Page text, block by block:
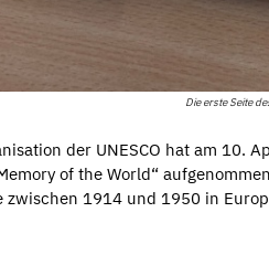
Die erste Seite
der UNESCO hat am 10.
of the World“
1914 und 1950 in